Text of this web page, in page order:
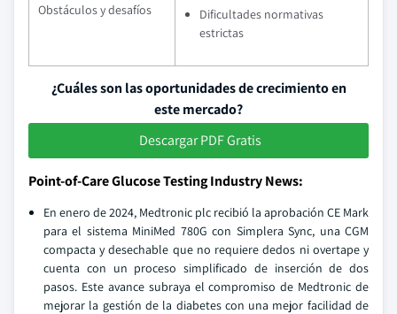
Obstáculos y desafíos
Dificultades normativas
estrictas
¿Cuáles son las oportunidades de crecimiento en
este mercado?
Descargar PDF Gratis
Point-of-Care Glucose Testing Industry News:
En enero de 2024, Medtronic plc recibió la aprobación CE Mark
para el sistema MiniMed 780G con Simplera Sync, una CGM
compacta y desechable que no requiere dedos ni overtape y
cuenta con un proceso simplificado de inserción de dos
pasos. Este avance subraya el compromiso de Medtronic de
mejorar la gestión de la diabetes con una mejor facilidad de